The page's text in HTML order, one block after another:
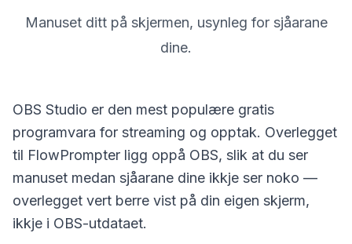
Manuset ditt på skjermen, usynleg for sjåarane
dine.
OBS Studio er den mest populære gratis
programvara for streaming og opptak. Overlegget
til FlowPrompter ligg oppå OBS, slik at du ser
manuset medan sjåarane dine ikkje ser noko —
overlegget vert berre vist på din eigen skjerm,
ikkje i OBS-utdataet.